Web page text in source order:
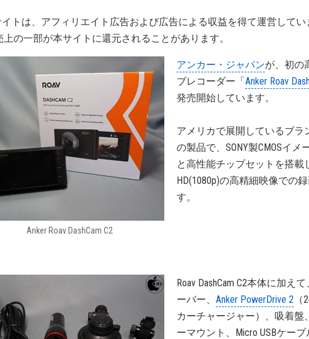
トは、アフィリエイト広告および広告による収益を得て運営してい
上の一部が本サイトに還元されることがあります。
Anker Roav DashCam C2
アンカー・ジャパンが、初の
ブレコーダー「Anker Roav
発売開始しています。
アメリカで展開しているブラ
の製品で、SONY製CMOSイメ
と高性能チップセットを搭載
HD(1080p)の高精細映像での
す。
Roav DashCam C2本体に加え
ーバー、 Anker PowerDrive 2
カーチャージャー）、吸着盤
ーマウント、Micro USBケー